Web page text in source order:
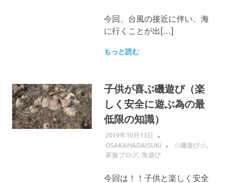
今回、台風の接近に伴い、海
に行くことが出[…]
もっと読む
子供が喜ぶ磯遊び（楽
しく安全に遊ぶ為の最
低限の知識）
2019年10月13日
OSAKANADAISUKI
☆磯遊び☆,
家族ブログ,海遊び
今回は！！子供と楽しく安全